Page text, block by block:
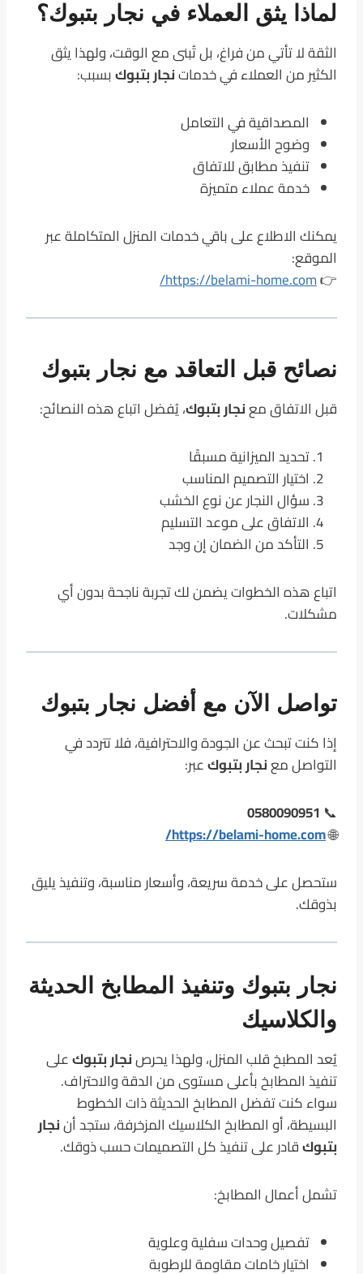
لماذا يثق العملاء في نجار بتبوك؟
الثقة لا تأتي من فراغ، بل تُبنى مع الوقت، ولهذا يثق
الكثير من العملاء في خدماتنجار بتبوكبسبب:
المصداقية في التعامل
وضوح الأسعار
تنفيذ مطابق للاتفاق
خدمة عملاء متميزة
يمكنك الاطلاع على باقي خدمات المنزل المتكاملة عبر
الموقع:
👉
https://belami-home.com/
نصائح قبل التعاقد مع نجار بتبوك
قبل الاتفاق معنجار بتبوك، يُفضل اتباع هذه النصائح:
تحديد الميزانية مسبقًا
اختيار التصميم المناسب
سؤال النجار عن نوع الخشب
الاتفاق على موعد التسليم
التأكد من الضمان إن وجد
اتباع هذه الخطوات يضمن لك تجربة ناجحة بدون أي
مشكلات.
تواصل الآن مع أفضل نجار بتبوك
إذا كنت تبحث عن الجودة والاحترافية، فلا تتردد في
التواصل معنجار بتبوكعبر:
📞
0580090951
🌐
https://belami-home.com/
ستحصل على خدمة سريعة، وأسعار مناسبة، وتنفيذ يليق
بذوقك.
نجار بتبوك وتنفيذ المطابخ الحديثة
والكلاسيك
يُعد المطبخ قلب المنزل، ولهذا يحرصنجار بتبوكعلى
تنفيذ المطابخ بأعلى مستوى من الدقة والاحتراف.
سواء كنت تفضل المطابخ الحديثة ذات الخطوط
البسيطة، أو المطابخ الكلاسيك المزخرفة، ستجد أننجار
بتبوكقادر على تنفيذ كل التصميمات حسب ذوقك.
تشمل أعمال المطابخ:
تفصيل وحدات سفلية وعلوية
اختيار خامات مقاومة للرطوبة